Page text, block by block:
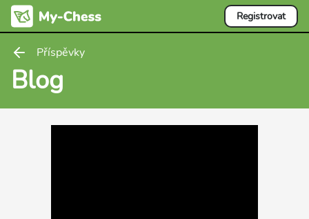
Registrovat
Příspěvky
Blog